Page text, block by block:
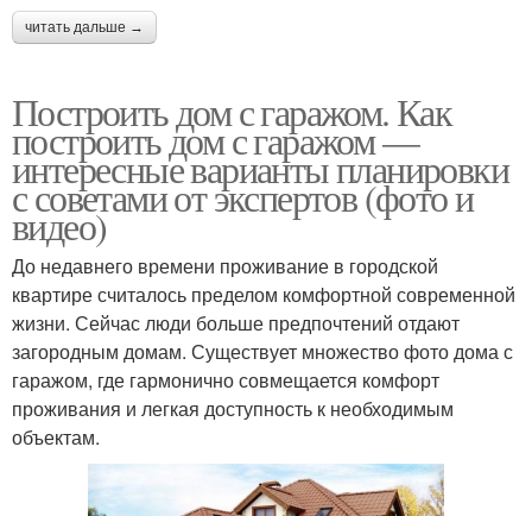
читать дальше →
Построить дом с гаражом. Как
построить дом с гаражом —
интересные варианты планировки
с советами от экспертов (фото и
видео)
До недавнего времени проживание в городской
квартире считалось пределом комфортной современной
жизни. Сейчас люди больше предпочтений отдают
загородным домам. Существует множество фото дома с
гаражом, где гармонично совмещается комфорт
проживания и легкая доступность к необходимым
объектам.